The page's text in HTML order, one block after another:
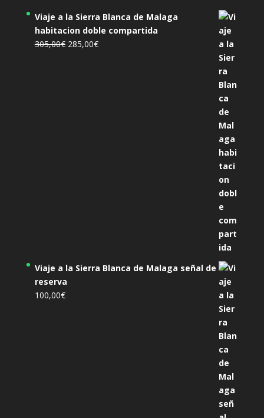
Viaje a la Sierra Blanca de Malaga
habitacion doble compartida
305,00€ El
285,00€El
Viaje a la Sierra Blanca de Malaga señal de
reserva
100,00€